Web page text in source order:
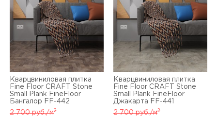
Кварцвиниловая плитка
Fine Floor CRAFT Stone
Small Plank FineFloor
Бангалор FF-442
2 700руб./м2
Кварцвиниловая плитка
Fine Floor CRAFT Stone
Small Plank FineFloor
Джакарта FF-441
2 700руб./м2